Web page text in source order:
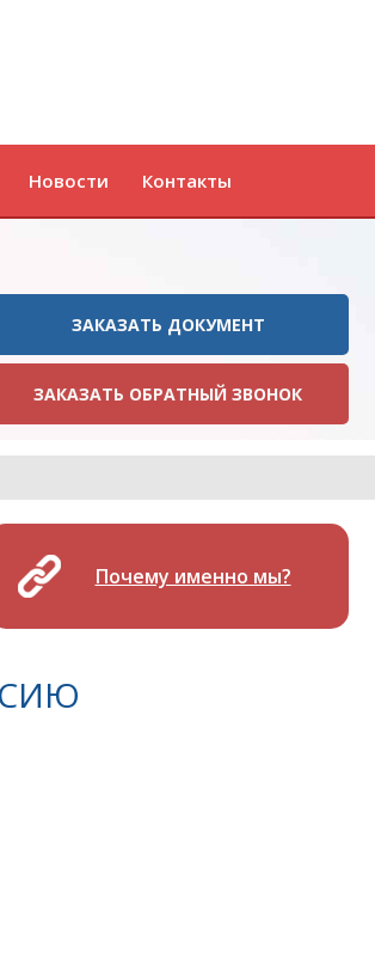
Новости Контакты
ЗАКАЗАТЬ ДОКУМЕНТ
ЗАКАЗАТЬ ОБРАТНЫЙ ЗВОНОК
Почему именно мы?